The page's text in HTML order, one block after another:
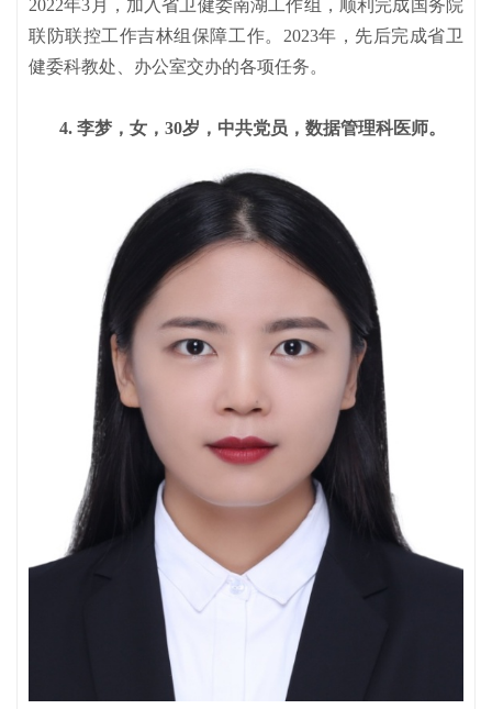
2022年3月，加入省卫健委南湖工作组，顺利完成国务院
联防联控工作吉林组保障工作。2023年，先后完成省卫
健委科教处、办公室交办的各项任务。
4. 李梦，女，30岁，中共党员，数据管理科医师。